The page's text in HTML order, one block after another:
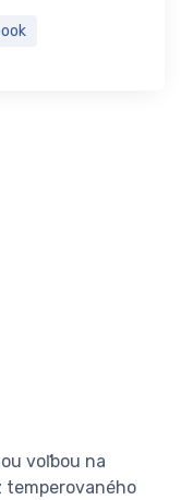
voľbou na
temperovaného